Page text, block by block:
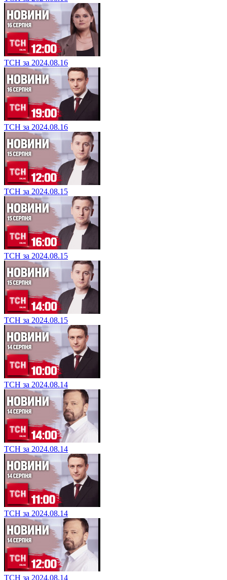
ТСН за 2024.08.16
ТСН за 2024.08.16
ТСН за 2024.08.15
ТСН за 2024.08.15
ТСН за 2024.08.15
ТСН за 2024.08.14
ТСН за 2024.08.14
ТСН за 2024.08.14
ТСН за 2024.08.14